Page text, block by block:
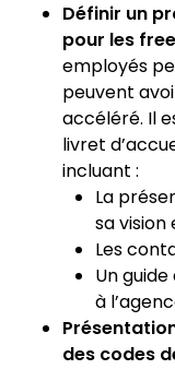
Définir un
pour les
employés
peuvent
accéléré. Il
livret
incluant :
La
sa
Les
Un
à
des codes